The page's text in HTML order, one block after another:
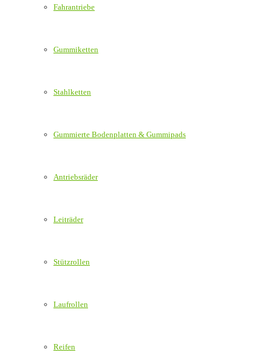
Fahrantriebe
Gummiketten
Stahlketten
Gummierte Bodenplatten & Gummipads
Antriebsräder
Leiträder
Stützrollen
Laufrollen
Reifen